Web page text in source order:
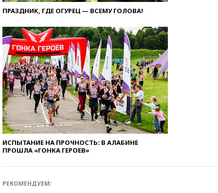
ПРАЗДНИК, ГДЕ ОГУРЕЦ — ВСЕМУ ГОЛОВА!
ИСПЫТАНИЕ НА ПРОЧНОСТЬ: В АЛАБИНЕ
ПРОШЛА «ГОНКА ГЕРОЕВ»
РЕКОМЕНДУЕМ: